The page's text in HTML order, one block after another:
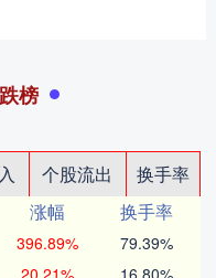
榜
个股流出
换手率
涨幅
换手率
396.89% 79.39%
20.21% 16.80%